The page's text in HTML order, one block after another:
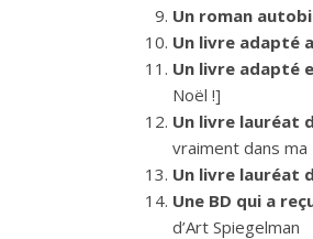
Un roman
Un livre adapté
Un livre adapté
Noël !]
Un livre lauréat
vraiment dans
Un livre lauréat
Une BD qui a
d’Art Spiegelman